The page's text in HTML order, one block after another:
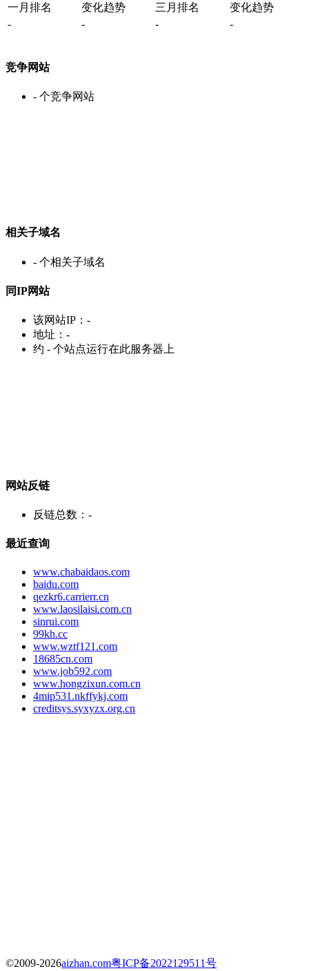
一月排名
变化趋势 三月排名
变化趋势
-
- - -
竞争网站
- 个竞争网站
相关子域名
- 个相关子域名
同IP网站
该网站IP： -
地址： -
约 - 个站点运行在此服务器上
网站反链
反链总数： -
最近查询
www.chabaidaos.com
baidu.com
qezkr6.carrierr.cn
www.laosilaisi.com.cn
sinrui.com
99kh.cc
www.wztf121.com
18685cn.com
www.job592.com
www.hongzixun.com.cn
4mip531.nkffykj.com
creditsys.syxyzx.org.cn
©2009-2026aizhan.com粤ICP备2022129511号